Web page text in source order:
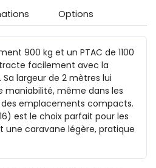
Options
900 kg et un PTAC de 1100
facilement avec la
largeur de 2 mètres lui
maniabilité, même dans les
emplacements compacts.
est le choix parfait pour les
une caravane légère, pratique